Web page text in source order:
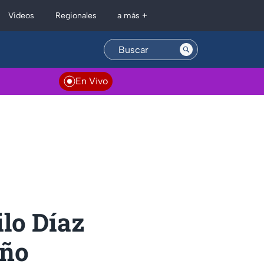
Videos Regionales a más +
En Vivo
Díaz